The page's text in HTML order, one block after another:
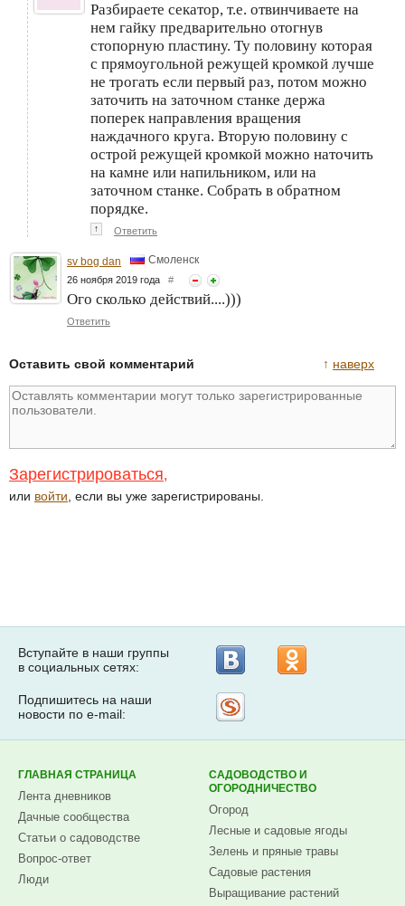
Разбираете секатор, т.е. отвинчиваете на
нем гайку предварительно отогнув
стопорную пластину. Ту половину которая
с прямоугольной режущей кромкой лучше
не трогать если первый раз, потом можно
заточить на заточном станке держа
поперек направления вращения
наждачного круга. Вторую половину с
острой режущей кромкой можно наточить
на камне или напильником, или на
заточном станке. Собрать в обратном
порядке.
↑ Ответить
sv bog dan Смоленск
26 ноября 2019 года #
Ого сколько действий....)))
Ответить
↑ наверх
Оставить свой комментарий
Зарегистрироваться,
или войти , если вы уже зарегистрированы.
Вступайте в наши группы
в социальных сетях:
Подпишитесь на наши
новости по e-mail:
ГЛАВНАЯ СТРАНИЦА
Лента дневников
Дачные сообщества
Статьи о садоводстве
Вопрос-ответ
Люди
САДОВОДСТВО И
ОГОРОДНИЧЕСТВО
Огород
Лесные и садовые ягоды
Зелень и пряные травы
Садовые растения
Выращивание растений